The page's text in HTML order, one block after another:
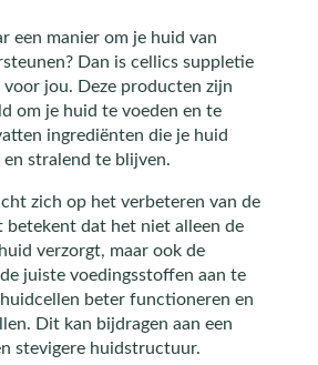
een manier om je huid van
Dan is cellics suppletie
jou. Deze producten zijn
om je huid te voeden en te
ingrediënten die je huid
en stralend te blijven.
zich op het verbeteren van de
betekent dat het niet alleen de
verzorgt, maar ook de
juiste voedingsstoffen aan te
beter functioneren en
Dit kan bijdragen aan een
stevigere huidstructuur.